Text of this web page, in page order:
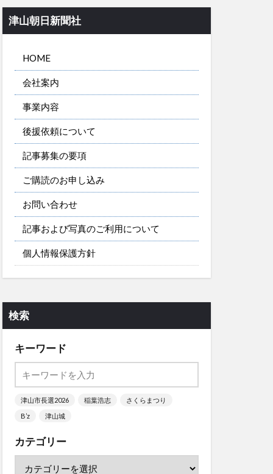
津山朝日新聞社
HOME
会社案内
事業内容
後援依頼について
記事募集の要項
ご購読のお申し込み
お問い合わせ
記事および写真のご利用について
個人情報保護方針
検索
キーワード
津山市長選2026 稲葉浩志
さくらまつり
B’z
津山城
カテゴリー